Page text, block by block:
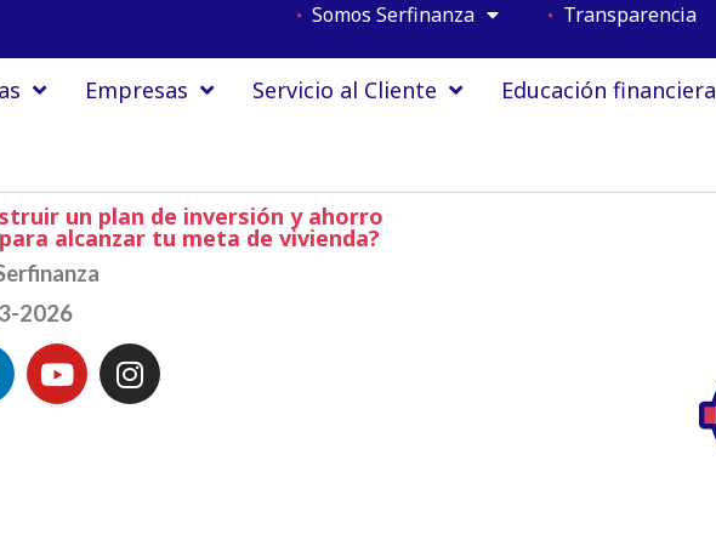
Somos Serfinanza Transparencia
Empresas Servicio al Cliente Educación financiera
un plan de inversión y ahorro
alcanzar tu meta de vivienda?
2026
Y I